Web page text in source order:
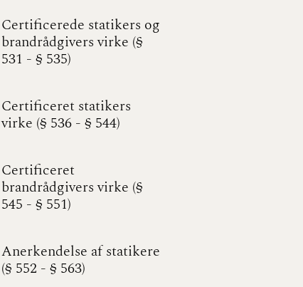
BR18 (1/1-4/7 2019)
BR18 (1/1-30/6 2018)
BR15 (2015-2018)
Tidligere BR (1961-
2010)
Certificerede statikers og
brandrådgivers virke (§
531 - § 535)
Certificeret statikers
virke (§ 536 - § 544)
Certificeret
brandrådgivers virke (§
545 - § 551)
Anerkendelse af statikere
(§ 552 - § 563)